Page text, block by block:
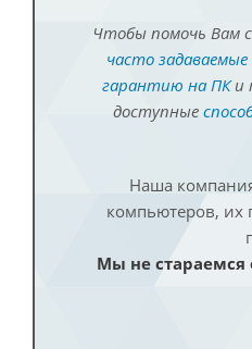
Чтобы помочь Вам
часто
гарантию на ПКи
доступные
Наша
компьютеров, их
Мы не